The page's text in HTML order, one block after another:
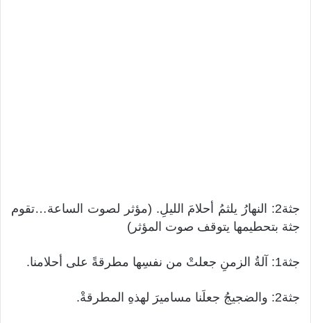
جثة2: النهارُ يلثمُ أحلامَ الليلِ. (مؤثر لصوت الساعة…تقوم
جثة بتحطيمها يتوقف صوت المؤثر)
جثة1: آلةُ الزمنِ جعلتْ من نفسِها مطرقةً على أحلامنا.
جثة2: والضجيجُ جعلَنا مساميرَ لهذهِ المطرقةْ.